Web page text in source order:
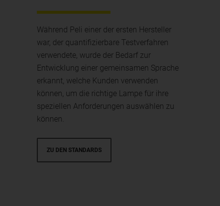
Während Peli einer der ersten Hersteller
war, der quantifizierbare Testverfahren
verwendete, wurde der Bedarf zur
Entwicklung einer gemeinsamen Sprache
erkannt, welche Kunden verwenden
können, um die richtige Lampe für ihre
speziellen Anforderungen auswählen zu
können.
ZU DEN STANDARDS